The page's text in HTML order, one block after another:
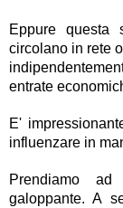
Eppure questa
circolano in rete
entrate
E'
influenzare in
Prendiamo
galoppante. A